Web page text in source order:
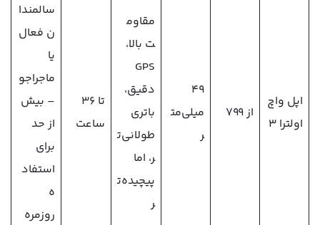
اپل واچ
اولترا 3
از ۷۹۹
۴۹
میلی‌مت
ر
مقاوم
ت بالا،
GPS
دقیق،
باتری
طولانی‌ت
ر، اما
پیچیده‌ت
ر
تا ۳۶
ساعت
سالمندا
ن فعال
یا
ماجراجو
– بیش
از حد
برای
استفاد
ه
روزمره